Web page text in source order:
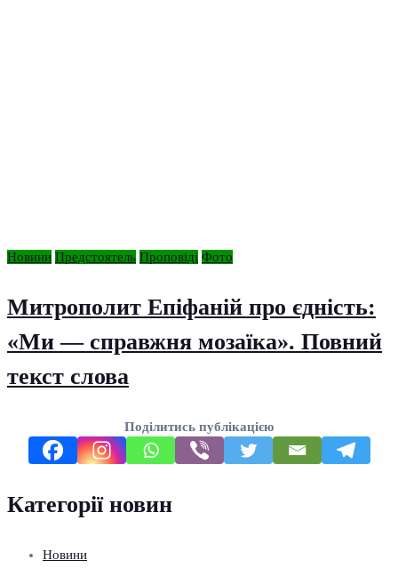
Новини Предстоятель Проповіді Фото
Митрополит Епіфаній про єдність:
«Ми — справжня мозаїка». Повний
текст слова
Поділитись публікацією
Категорії новин
Новини